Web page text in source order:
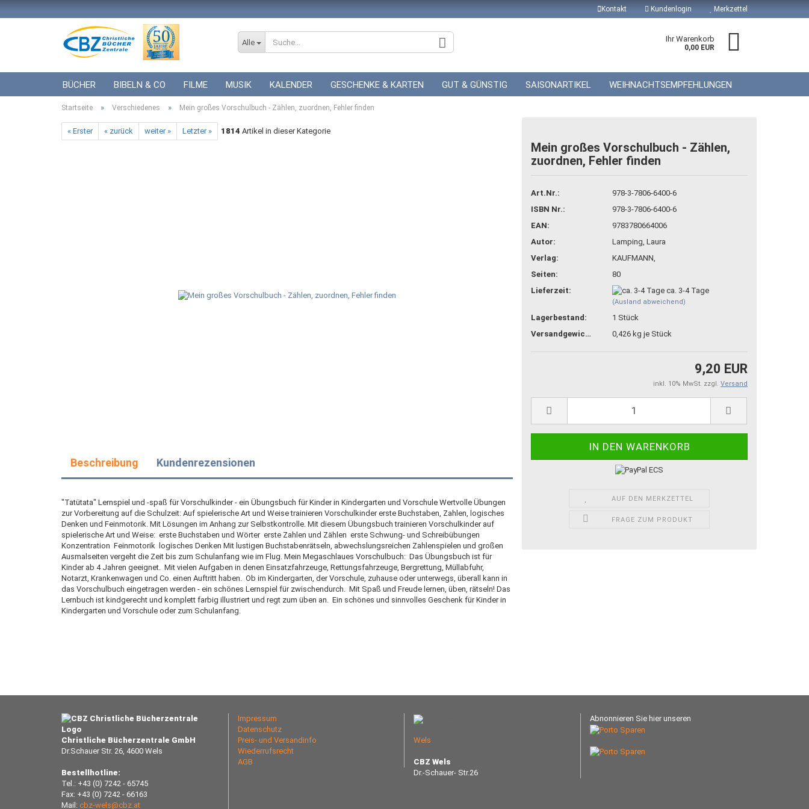
Kontakt Kundenlogin
Passwort vergessen?
Merkzettel
Alle Ihr Warenkorb
0,00 EUR
BÜCHER BIBELN & CO FILME MUSIK KALENDER GESCHENKE & KARTEN GUT & GÜNSTIG SAISONARTIKEL WEIHNACHTSEMPFEHLUNGEN
ICF BÜCHER VERSCHIEDENES GESCHENKE ZUR HOCHZEIT GUTSCHEINE
Startseite » Verschiedenes » Mein großes Vorschulbuch - Zählen, zuordnen, Fehler finden
« Erster « zurück weiter » Letzter » 1814 Artikel in dieser Kategorie
Mein großes Vorschulbuch - Zählen,
zuordnen, Fehler finden
Art.Nr.:
978-3-7806-6400-6
ISBN Nr.:
978-3-7806-6400-6
EAN:
9783780664006
Autor:
Lamping, Laura
Verlag:
KAUFMANN,
Seiten:
80
Lieferzeit:
ca. 3-4 Tage
(Ausland abweichend)
Lagerbestand: 1 Stück
Versandgewicht:
0,426 kg je Stück
9,20 EUR
inkl. 10% MwSt. zzgl. Versand
AUF DEN MERKZETTEL
FRAGE ZUM PRODUKT
Beschreibung Kundenrezensionen
"Tatütata" Lernspiel und -spaß für Vorschulkinder - ein Übungsbuch für Kinder in Kindergarten und Vorschule Wertvolle Übungen
zur Vorbereitung auf die Schulzeit: Auf spielerische Art und Weise trainieren Vorschulkinder erste Buchstaben, Zahlen, logisches
Denken und Feinmotorik. Mit Lösungen im Anhang zur Selbstkontrolle. Mit diesem Übungsbuch trainieren Vorschulkinder auf
spielerische Art und Weise:  erste Buchstaben und Wörter  erste Zahlen und Zählen  erste Schwung- und Schreibübungen 
Konzentration  Feinmotorik  logisches Denken Mit lustigen Buchstabenrätseln, abwechslungsreichen Zahlenspielen und großen
Ausmalseiten vergeht die Zeit bis zum Schulanfang wie im Flug. Mein Megaschlaues Vorschulbuch:  Das Übungsbuch ist für
Kinder ab 4 Jahren geeignet.  Mit vielen Aufgaben in denen Einsatzfahrzeuge, Rettungsfahrzeuge, Bergrettung, Müllabfuhr,
Notarzt, Krankenwagen und Co. einen Auftritt haben.  Ob im Kindergarten, der Vorschule, zuhause oder unterwegs, überall kann in
das Vorschulbuch eingetragen werden - ein schönes Lernspiel für zwischendurch.  Mit Spaß und Freude lernen, üben, rätseln! Das
Lernbuch ist kindgerecht und komplett farbig illustriert und regt zum üben an.  Ein schönes und sinnvolles Geschenk für Kinder in
Kindergarten und Vorschule oder zum Schulanfang.
Christliche Bücherzentrale GmbH
Dr.Schauer Str. 26, 4600 Wels
Bestellhotline:
Tel.: +43 (0) 7242 - 65745
Fax: +43 (0) 7242 - 66163
Mail: cbz-wels@cbz.at
Impressum
Datenschutz
Preis- und Versandinfo
Wiederrufsrecht
AGB
Wels
CBZ Wels
Dr.-Schauer- Str.26
Abnonnieren Sie hier unseren